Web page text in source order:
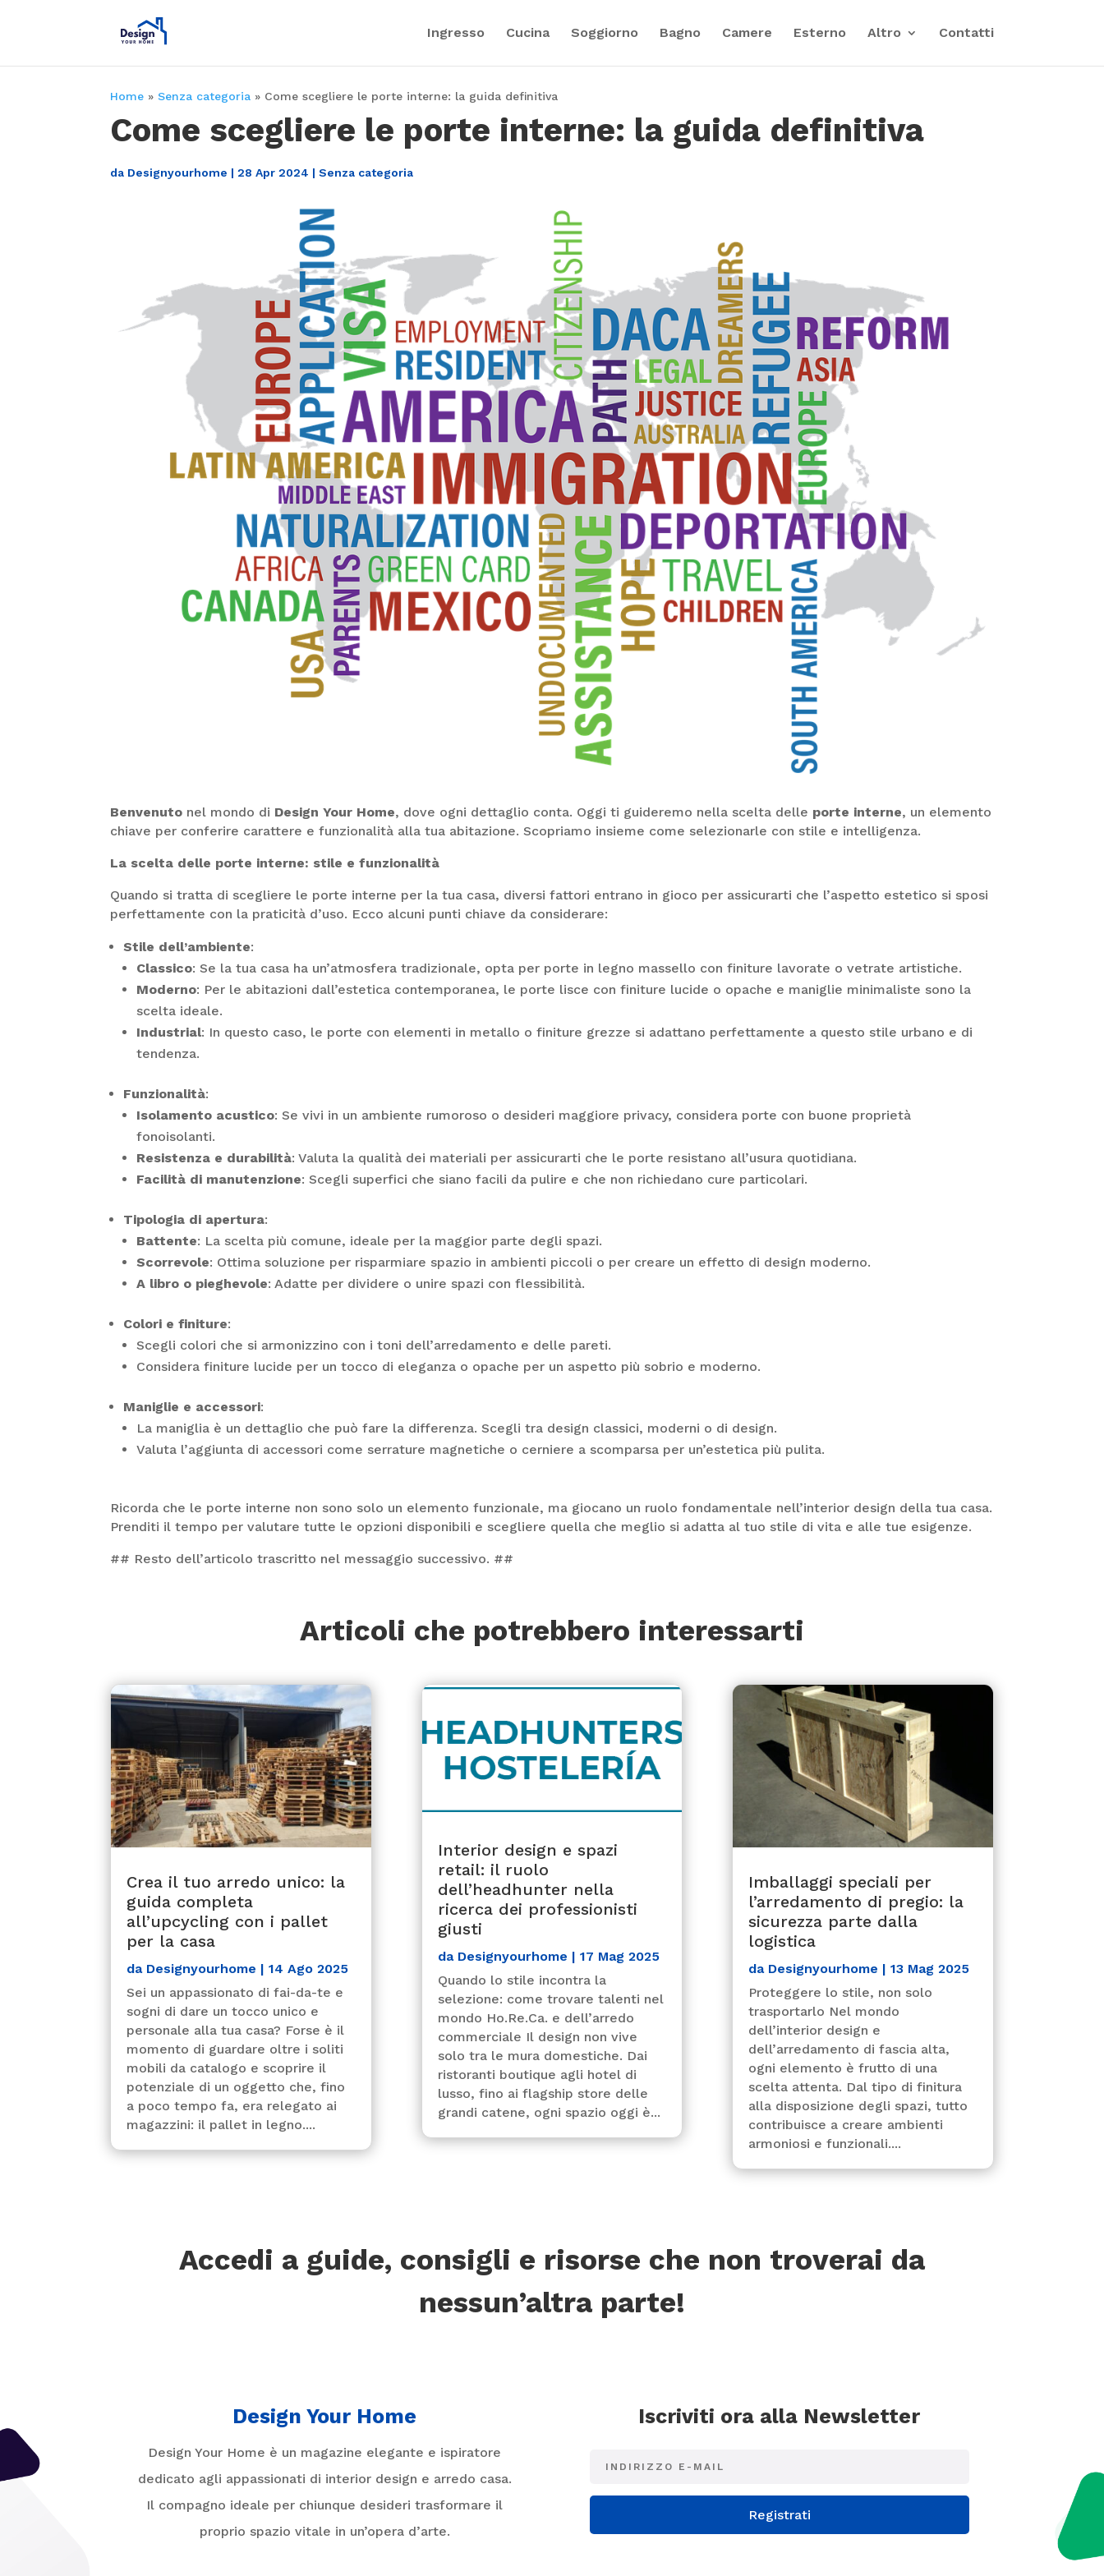
Ingresso Cucina Soggiorno Bagno Camere Esterno Altro Contatti
Home »Senza categoria » Come scegliere le porte interne: la guida definitiva
Come scegliere le porte interne: la guida definitiva
da Designyourhome |28 Apr 2024 |Senza categoria
Benvenuto nel mondo di Design Your Home, dove ogni dettaglio conta. Oggi ti guideremo nella scelta delle porte interne, un elemento
chiave per conferire carattere e funzionalità alla tua abitazione. Scopriamo insieme come selezionarle con stile e intelligenza.
La scelta delle porte interne: stile e funzionalità
Quando si tratta di scegliere le porte interne per la tua casa, diversi fattori entrano in gioco per assicurarti che l’aspetto estetico si sposi
perfettamente con la praticità d’uso. Ecco alcuni punti chiave da considerare:
Stile dell’ambiente:
Classico: Se la tua casa ha un’atmosfera tradizionale, opta per porte in legno massello con finiture lavorate o vetrate artistiche.
Moderno: Per le abitazioni dall’estetica contemporanea, le porte lisce con finiture lucide o opache e maniglie minimaliste sono la
scelta ideale.
Industrial: In questo caso, le porte con elementi in metallo o finiture grezze si adattano perfettamente a questo stile urbano e di
tendenza.
Funzionalità:
Isolamento acustico: Se vivi in un ambiente rumoroso o desideri maggiore privacy, considera porte con buone proprietà
fonoisolanti.
Resistenza e durabilità: Valuta la qualità dei materiali per assicurarti che le porte resistano all’usura quotidiana.
Facilità di manutenzione: Scegli superfici che siano facili da pulire e che non richiedano cure particolari.
Tipologia di apertura:
Battente: La scelta più comune, ideale per la maggior parte degli spazi.
Scorrevole: Ottima soluzione per risparmiare spazio in ambienti piccoli o per creare un effetto di design moderno.
A libro o pieghevole: Adatte per dividere o unire spazi con flessibilità.
Colori e finiture:
Scegli colori che si armonizzino con i toni dell’arredamento e delle pareti.
Considera finiture lucide per un tocco di eleganza o opache per un aspetto più sobrio e moderno.
Maniglie e accessori:
La maniglia è un dettaglio che può fare la differenza. Scegli tra design classici, moderni o di design.
Valuta l’aggiunta di accessori come serrature magnetiche o cerniere a scomparsa per un’estetica più pulita.
Ricorda che le porte interne non sono solo un elemento funzionale, ma giocano un ruolo fondamentale nell’interior design della tua casa.
Prenditi il tempo per valutare tutte le opzioni disponibili e scegliere quella che meglio si adatta al tuo stile di vita e alle tue esigenze.
## Resto dell’articolo trascritto nel messaggio successivo. ##
Articoli che potrebbero interessarti
Crea il tuo arredo unico: la
guida completa
all’upcycling con i pallet
per la casa
da Designyourhome |14 Ago 2025
Sei un appassionato di fai-da-te e
sogni di dare un tocco unico e
personale alla tua casa? Forse è il
momento di guardare oltre i soliti
mobili da catalogo e scoprire il
potenziale di un oggetto che, fino
a poco tempo fa, era relegato ai
magazzini: il pallet in legno....
Interior design e spazi
retail: il ruolo
dell’headhunter nella
ricerca dei professionisti
giusti
da Designyourhome | 17 Mag 2025
Quando lo stile incontra la
selezione: come trovare talenti nel
mondo Ho.Re.Ca. e dell’arredo
commerciale Il design non vive
solo tra le mura domestiche. Dai
ristoranti boutique agli hotel di
lusso, fino ai flagship store delle
grandi catene, ogni spazio oggi è...
Imballaggi speciali per
l’arredamento di pregio: la
sicurezza parte dalla
logistica
da Designyourhome | 13 Mag 2025
Proteggere lo stile, non solo
trasportarlo Nel mondo
dell’interior design e
dell’arredamento di fascia alta,
ogni elemento è frutto di una
scelta attenta. Dal tipo di finitura
alla disposizione degli spazi, tutto
contribuisce a creare ambienti
armoniosi e funzionali....
Accedi a guide, consigli e risorse che non troverai da
nessun’altra parte!
Design Your Home
Design Your Home è un magazine elegante e ispiratore
dedicato agli appassionati di interior design e arredo casa.
Il compagno ideale per chiunque desideri trasformare il
proprio spazio vitale in un’opera d’arte.
Iscriviti ora alla Newsletter
Registrati